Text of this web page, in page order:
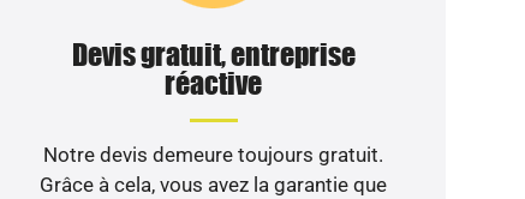
Devis gratuit, entreprise
réactive
Notre devis demeure toujours gratuit.
Grâce à cela, vous avez la garantie que